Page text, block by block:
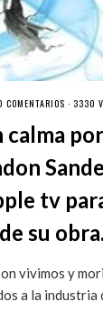
COMENTARIOS · 3330
calma
tv
su obra.
vivimos y
a la industria